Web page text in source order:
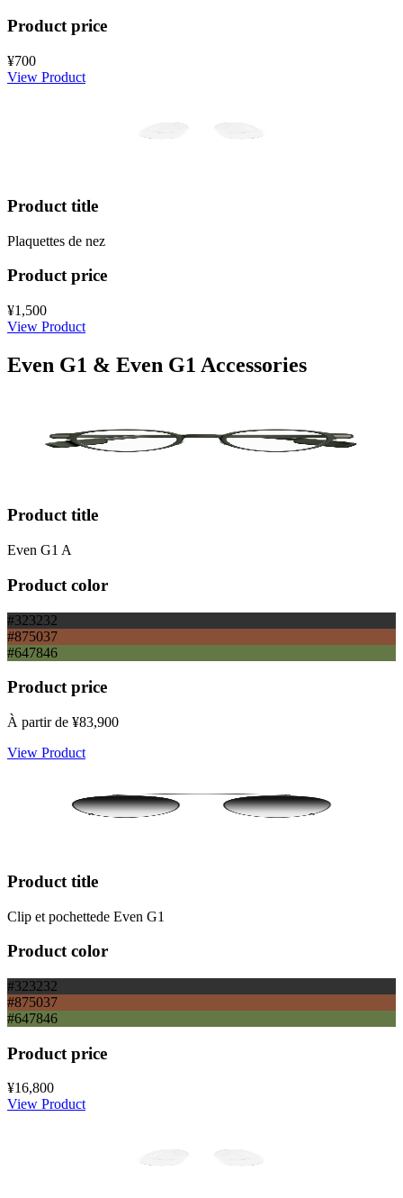
Product price
¥700
View Product
Product title
Plaquettes de nez
Product price
¥1,500
View Product
Even G1 & Even G1 Accessories
Product title
Even G1 A
Product color
#323232
#875037
#647846
Product price
À partir de ¥83,900
View Product
Product title
Clip et pochettede Even G1
Product color
#323232
#875037
#647846
Product price
¥16,800
View Product